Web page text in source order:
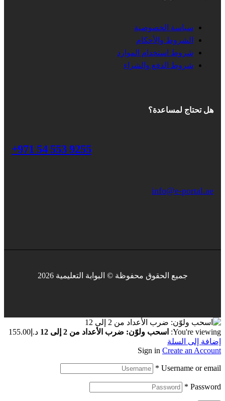
سياسة الخصوصية
الشروط والأحكام
شروط استخدام الموارد
شروط الدفع والشراء
هل تحتاج لمساعدة؟
+971 54 553 9255
info@e-portal.ae
جميع الحقوق محفوظة © البوابة التعليمية 2026
You're viewing: اسحب ولوّن: ضرب الأعداد من 2 إلى 12 د.إ 155.00
إضافة إلى السلة
Sign in Create an Account
Username or email
*
Password
*